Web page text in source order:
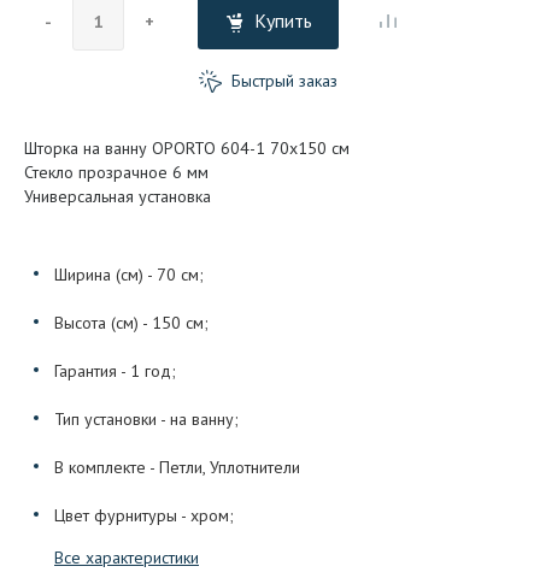
- + Купить
Быстрый заказ
Шторка на ванну OPORTO 604-1 70x150 см
Стекло прозрачное 6 мм
Универсальная установка
Ширина (см) - 70 см;
Высота (см) - 150 см;
Гарантия - 1 год;
Тип установки - на ванну;
В комплекте - Петли, Уплотнители
Цвет фурнитуры - хром;
Все характеристики